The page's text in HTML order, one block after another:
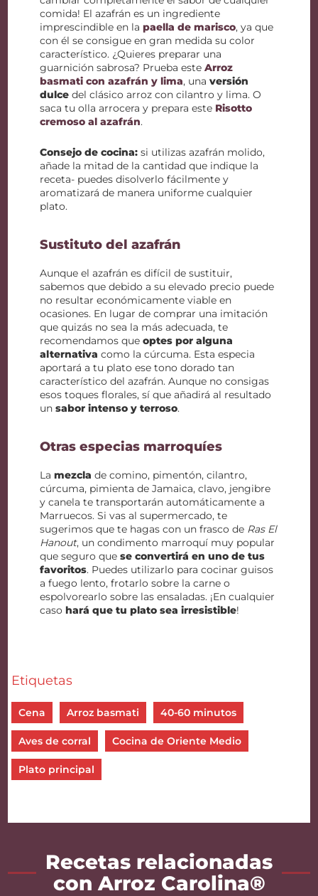
comida! El azafrán es un ingrediente
imprescindible en lapaella de marisco, ya que
con él se consigue en gran medida su color
característico. ¿Quieres preparar una
guarnición sabrosa? Prueba esteArroz
basmati con azafrán y lima, unaversión
dulce del clásico arroz con cilantro y lima. O
saca tu olla arrocera y prepara este Risotto
cremoso al azafrán.
Consejo de cocina: si utilizas azafrán molido,
añade la mitad de la cantidad que indique la
receta- puedes disolverlo fácilmente y
aromatizará de manera uniforme cualquier
plato.
Sustituto del azafrán
Aunque el azafrán es difícil de sustituir,
sabemos que debido a su elevado precio puede
no resultar económicamente viable en
ocasiones. En lugar de comprar una imitación
que quizás no sea la más adecuada, te
recomendamos queoptes por alguna
alternativa como la cúrcuma. Esta especia
aportará a tu plato ese tono dorado tan
característico del azafrán. Aunque no consigas
esos toques florales, sí que añadirá al resultado
unsabor intenso y terroso.
Otras especias marroquíes
Lamezcla de comino, pimentón, cilantro,
cúrcuma, pimienta de Jamaica, clavo, jengibre
y canela te transportarán automáticamente a
Marruecos. Si vas al supermercado, te
sugerimos que te hagas con un frasco de Ras El
Hanout, un condimento marroquí muy popular
que seguro quese convertirá en uno de tus
favoritos. Puedes utilizarlo para cocinar guisos
a fuego lento, frotarlo sobre la carne o
espolvorearlo sobre las ensaladas. ¡En cualquier
casohará que tu plato sea irresistible!
Etiquetas
Cena Arroz basmati 40-60 minutos
Aves de corral Cocina de Oriente Medio
Plato principal
Recetas relacionadas
con Arroz Carolina®